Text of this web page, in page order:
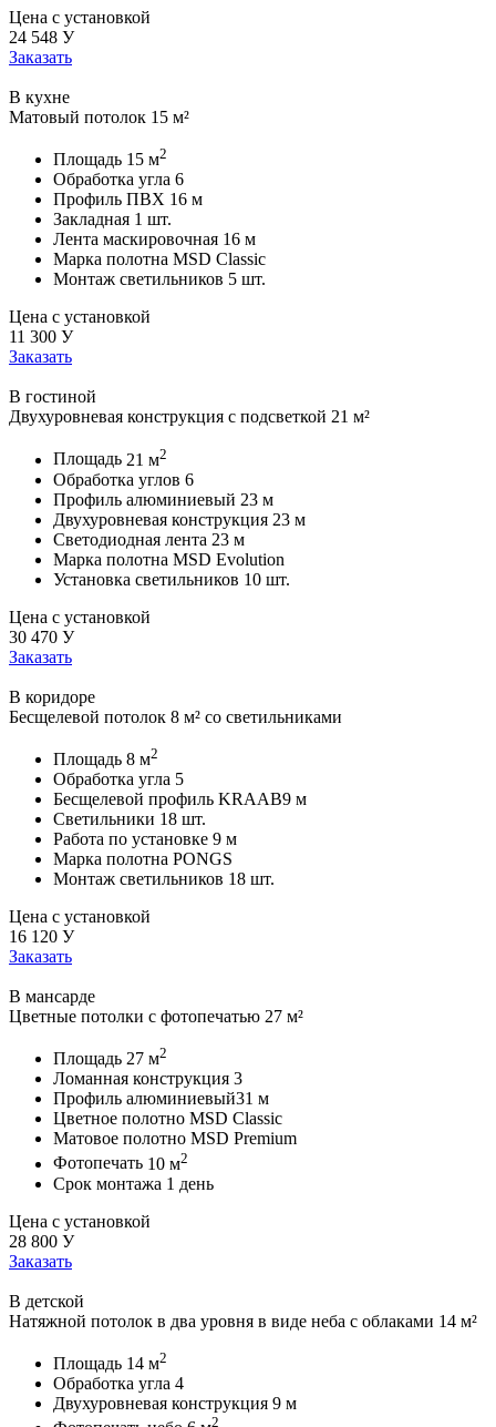
Цена с установкой
24 548 У
Заказать
В кухне
Матовый потолок 15 м²
Площадь 15 м2
Обработка угла 6
Профиль ПВХ 16 м
Закладная 1 шт.
Лента маскировочная 16 м
Марка полотна MSD Classic
Монтаж светильников 5 шт.
Цена с установкой
11 300 У
Заказать
В гостиной
Двухуровневая конструкция с подсветкой 21 м²
Площадь 21 м2
Обработка углов 6
Профиль алюминиевый 23 м
Двухуровневая конструкция 23 м
Светодиодная лента 23 м
Марка полотна MSD Evolution
Установка светильников 10 шт.
Цена с установкой
30 470 У
Заказать
В коридоре
Бесщелевой потолок 8 м² со светильниками
Площадь 8 м2
Обработка угла 5
Бесщелевой профиль KRAAB9 м
Светильники 18 шт.
Работа по установке 9 м
Марка полотна PONGS
Монтаж светильников 18 шт.
Цена с установкой
16 120 У
Заказать
В мансарде
Цветные потолки с фотопечатью 27 м²
Площадь 27 м2
Ломанная конструкция 3
Профиль алюминиевый31 м
Цветное полотно MSD Classic
Матовое полотно MSD Premium
Фотопечать 10 м2
Срок монтажа 1 день
Цена с установкой
28 800 У
Заказать
В детской
Натяжной потолок в два уровня в виде неба с облаками 14 м²
Площадь 14 м2
Обработка угла 4
Двухуровневая конструкция 9 м
2